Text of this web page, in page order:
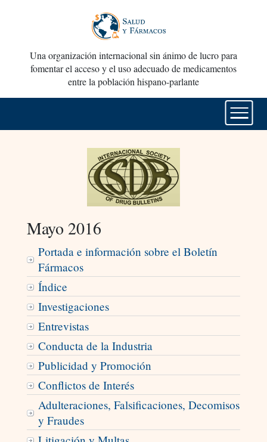
Una organización internacional sin ánimo de lucro para
fomentar el acceso y el uso adecuado de medicamentos
entre la población hispano-parlante
Mayo 2016
Portada e información sobre el Boletín
Fármacos
Índice
Investigaciones
Entrevistas
Conducta de la Industria
Publicidad y Promoción
Conflictos de Interés
Adulteraciones, Falsificaciones, Decomisos
y Fraudes